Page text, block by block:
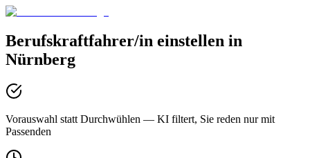
Berufskraftfahrer/in einstellen in
Nürnberg
Vorauswahl statt Durchwühlen — KI filtert, Sie reden nur mit
Passenden